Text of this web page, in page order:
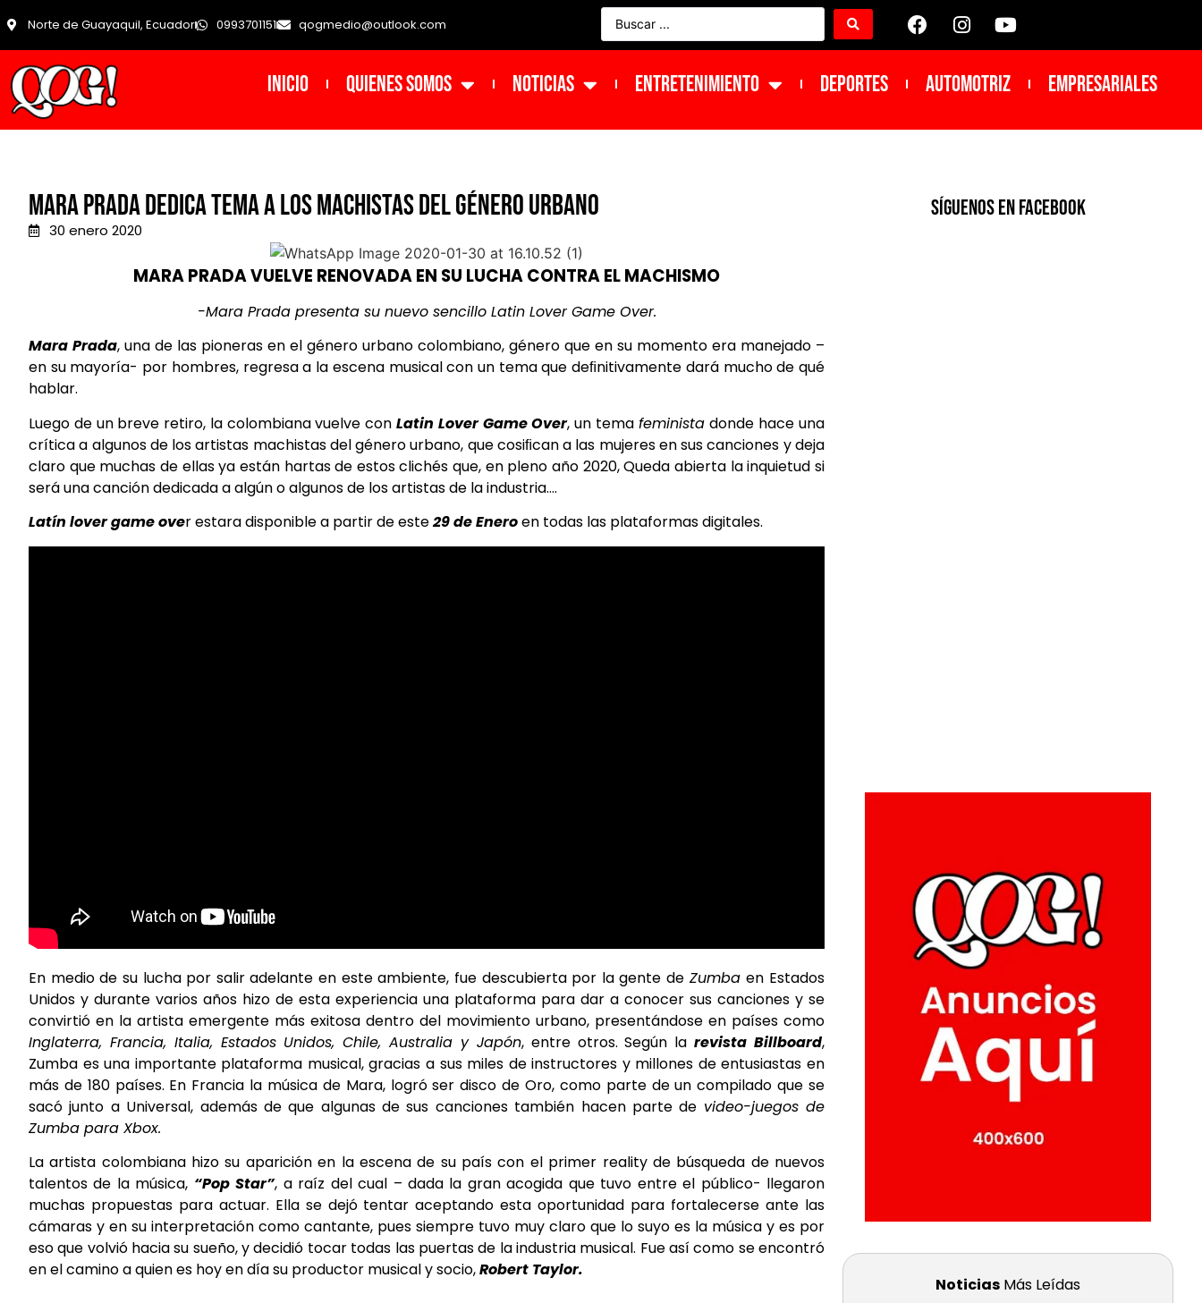
Norte de Guayaquil, Ecuador 0993701151 qogmedio@outlook.com
INICIO Quienes Somos NOTICIAS ENTRETENIMIENTO DEPORTES Automotriz Empresariales
MARA PRADA DEDICA TEMA A LOS MACHISTAS DEL GÉNERO URBANO
30 enero 2020
MARA PRADA VUELVE RENOVADA EN SU LUCHA CONTRA EL MACHISMO
-Mara Prada presenta su nuevo sencillo Latin Lover Game Over.
Mara Prada, una de las pioneras en el género urbano colombiano, género que en su momento era manejado –
en su mayoría- por hombres, regresa a la escena musical con un tema que deﬁnitivamente dará mucho de qué
hablar.
Luego de un breve retiro, la colombiana vuelve con Latin Lover Game Over, un tema feministadonde hace una
crítica a algunos de los artistas machistas del género urbano, que cosiﬁcan a las mujeres en sus canciones y deja
claro que muchas de ellas ya están hartas de estos clichés que, en pleno año 2020, Queda abierta la inquietud si
será una canción dedicada a algún o algunos de los artistas de la industria….
Latín lover game over estara disponible a partir de este29 de Eneroen todas las plataformas digitales.
En medio de su lucha por salir adelante en este ambiente, fue descubierta por la gente de Zumbaen Estados
Unidos y durante varios años hizo de esta experiencia una plataforma para dar a conocer sus canciones y se
convirtió en la artista emergente más exitosa dentro del movimiento urbano, presentándose en países como
Inglaterra, Francia, Italia, Estados Unidos, Chile, Australia y Japón, entre otros. Según larevista Billboard,
Zumba es una importante plataforma musical, gracias a sus miles de instructores y millones de entusiastas en
más de 180 países. En Francia la música de Mara, logró ser disco de Oro, como parte de un compilado que se
sacó junto a Universal, además de que algunas de sus canciones también hacen parte de video-juegos de
Zumba para Xbox.
La artista colombiana hizo su aparición en la escena de su país con el primer reality de búsqueda de nuevos
talentos de la música, “Pop Star”, a raíz del cual – dada la gran acogida que tuvo entre el público- llegaron
muchas propuestas para actuar. Ella se dejó tentar aceptando esta oportunidad para fortalecerse ante las
cámaras y en su interpretación como cantante, pues siempre tuvo muy claro que lo suyo es la música y es por
eso que volvió hacia su sueño, y decidió tocar todas las puertas de la industria musical. Fue así como se encontró
en el camino a quien es hoy en día su productor musical y socio,Robert Taylor.
SíGUENOS EN FACEBOOK
Noticias Más Leídas